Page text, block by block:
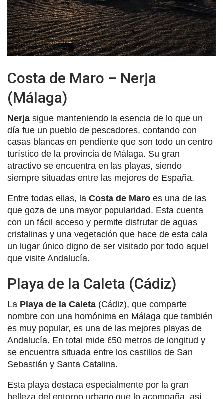
Costa de Maro – Nerja
(Málaga)
Nerja sigue manteniendo la esencia de lo que un
día fue un pueblo de pescadores, contando con
casas blancas en pendiente que son todo un centro
turístico de la provincia de Málaga. Su gran
atractivo se encuentra en las playas, siendo
siempre situadas entre las mejores de España.
Entre todas ellas, la Costa de Maro es una de las
que goza de una mayor popularidad. Esta cuenta
con un fácil acceso y permite disfrutar de aguas
cristalinas y una vegetación que hace de esta cala
un lugar único digno de ser visitado por todo aquel
que visite Andalucía.
Playa de la Caleta (Cádiz)
La Playa de la Caleta (Cádiz), que comparte
nombre con una homónima en Málaga que también
es muy popular, es una de las mejores playas de
Andalucía. En total mide 650 metros de longitud y
se encuentra situada entre los castillos de San
Sebastián y Santa Catalina.
Esta playa destaca especialmente por la gran
belleza del entorno urbano que lo acompaña, así